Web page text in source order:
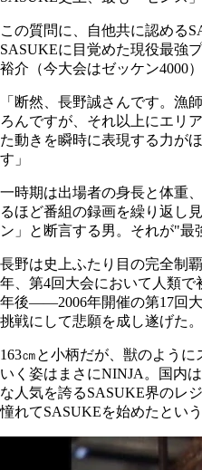
この質問に、自他共に認める
SASUKEに目覚めた現役最強
裕介（今大会はゼッケン4000
「断然、長野誠さんです。漁
ろんですが、それ以上にエリ
た動きを瞬時に表現する力が
す」
一時期は出場者の身長と体重
るほど番組の録画を繰り返し
ン」と断言する男。それが"最
長野は史上ふたり目の完全制
年、第4回大会において人類
年後――2006年開催の第17回
挑戦にして悲願を成し遂げた。
163㎝と小柄だが、獣のよう
いく姿はまさにNINJA。国内
な人気を誇るSASUKE界のレ
憧れてSASUKEを始めたとい